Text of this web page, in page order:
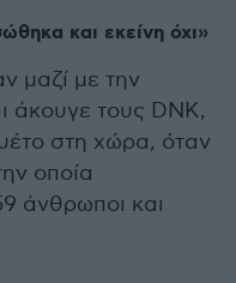
και εκείνη όχι»
μαζί με την
άκουγε τους DNK,
στη χώρα, όταν
οποία
άνθρωποι και